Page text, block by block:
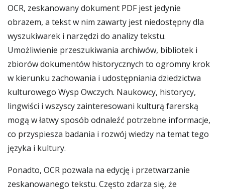
OCR, zeskanowany dokument PDF jest jedynie
obrazem, a tekst w nim zawarty jest niedostępny dla
wyszukiwarek i narzędzi do analizy tekstu.
Umożliwienie przeszukiwania archiwów, bibliotek i
zbiorów dokumentów historycznych to ogromny krok
w kierunku zachowania i udostępniania dziedzictwa
kulturowego Wysp Owczych. Naukowcy, historycy,
lingwiści i wszyscy zainteresowani kulturą farerską
mogą w łatwy sposób odnaleźć potrzebne informacje,
co przyspiesza badania i rozwój wiedzy na temat tego
języka i kultury.
Ponadto, OCR pozwala na edycję i przetwarzanie
zeskanowanego tekstu. Często zdarza się, że